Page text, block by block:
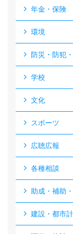
年金・保険
環境
防災・防犯
学校
文化
スポーツ
広聴広報
各種相談
助成・補助
建設・都市